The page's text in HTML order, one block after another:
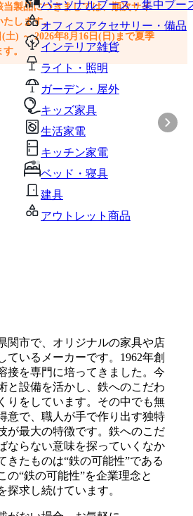
パーソナルブース・集中ブー
オフィスアクセサリー・備品
インテリア雑貨
ライト・照明
ガーデン・屋外
キッズ家具
生活家電
キッチン家電
ベッド・寝具
建具
アウトレット商品
製品につきましては、順次サイ
たします。
土) ～ 2026年8月16日(日)まで夏季
。
関市で、オリジナルの家具や店
ているメーカーです。1962年創
接を専門に培ってきました。今
と設備を活かし、鉄へのこだわ
りをしています。その中でも無
意で、職人が手で作り出す独特
が最大の特徴です。鉄へのこだ
ならない意味を探っていくなか
きたものは“鉄の可能性”である
の“鉄の可能性”を企業理念と
探求し続けています。